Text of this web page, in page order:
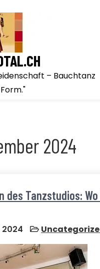
– Bauchtanz
2024
des Tanzstudios:
2024